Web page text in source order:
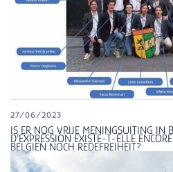
27/06/2023
IS ER NOG VRIJE MENINGSUITING IN
D’EXPRESSION EXISTE-T-ELLE
BELGIEN NOCH REDEFREIHEIT?